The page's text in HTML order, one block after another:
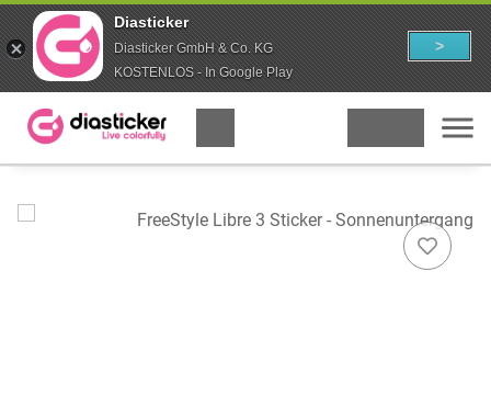
Diasticker
Diasticker GmbH & Co. KG
KOSTENLOS - In Google Play
>